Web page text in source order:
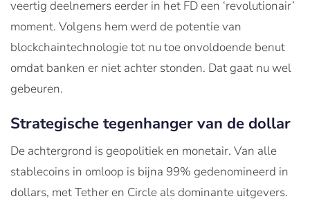
veertig deelnemers eerder in het FD een ‘revolutionair’
moment. Volgens hem werd de potentie van
blockchaintechnologie tot nu toe onvoldoende benut
omdat banken er niet achter stonden. Dat gaat nu wel
gebeuren.
Strategische tegenhanger van de dollar
De achtergrond is geopolitiek en monetair. Van alle
stablecoins in omloop is bijna 99% gedenomineerd in
dollars, met Tether en Circle als dominante uitgevers.